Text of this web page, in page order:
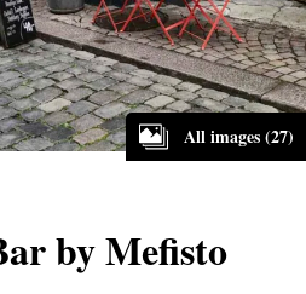
All images (27)
by Mefisto